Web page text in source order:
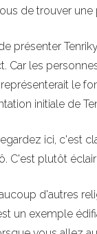
de trouver
présenter
Car les
le
initiale de
ici, c'est
C'est plutôt
d'autres
un exemple